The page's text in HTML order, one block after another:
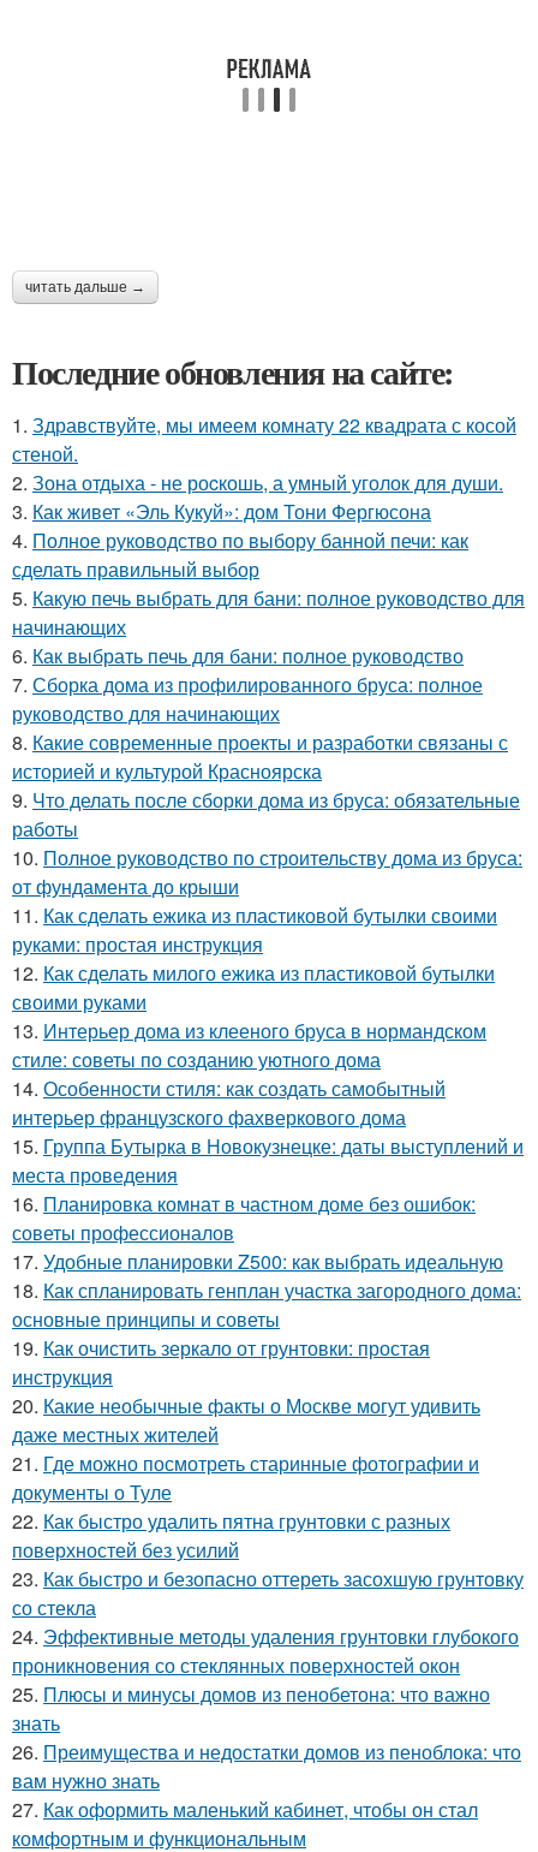
читать дальше →
Последние обновления на сайте:
1. Здравствуйте, мы имеем комнату 22 квадрата с косой
стеной.
2. Зона отдыха - не роcкошь, а умный уголок для души.
3. Как живет «Эль Кукуй»: дом Тони Фергюсона
4. Полное руководство по выбору банной печи: как
сделать правильный выбор
5. Какую печь выбрать для бани: полное руководство для
начинающих
6. Как выбрать печь для бани: полное руководство
7. Сборка дома из профилированного бруса: полное
руководство для начинающих
8. Какие современные проекты и разработки связаны с
историей и культурой Красноярска
9. Что делать после сборки дома из бруса: обязательные
работы
10. Полное руководство по строительству дома из бруса:
от фундамента до крыши
11. Как сделать ежика из пластиковой бутылки своими
руками: простая инструкция
12. Как сделать милого ежика из пластиковой бутылки
своими руками
13. Интерьер дома из клееного бруса в нормандском
стиле: советы по созданию уютного дома
14. Особенности стиля: как создать самобытный
интерьер французского фахверкового дома
15. Группа Бутырка в Новокузнецке: даты выступлений и
места проведения
16. Планировка комнат в частном доме без ошибок:
советы профессионалов
17. Удобные планировки Z500: как выбрать идеальную
18. Как спланировать генплан участка загородного дома:
основные принципы и советы
19. Как очистить зеркало от грунтовки: простая
инструкция
20. Какие необычные факты о Москве могут удивить
даже местных жителей
21. Где можно посмотреть старинные фотографии и
документы о Туле
22. Как быстро удалить пятна грунтовки с разных
поверхностей без усилий
23. Как быстро и безопасно оттереть засохшую грунтовку
со стекла
24. Эффективные методы удаления грунтовки глубокого
проникновения со стеклянных поверхностей окон
25. Плюсы и минусы домов из пенобетона: что важно
знать
26. Преимущества и недостатки домов из пеноблока: что
вам нужно знать
27. Как оформить маленький кабинет, чтобы он стал
комфортным и функциональным